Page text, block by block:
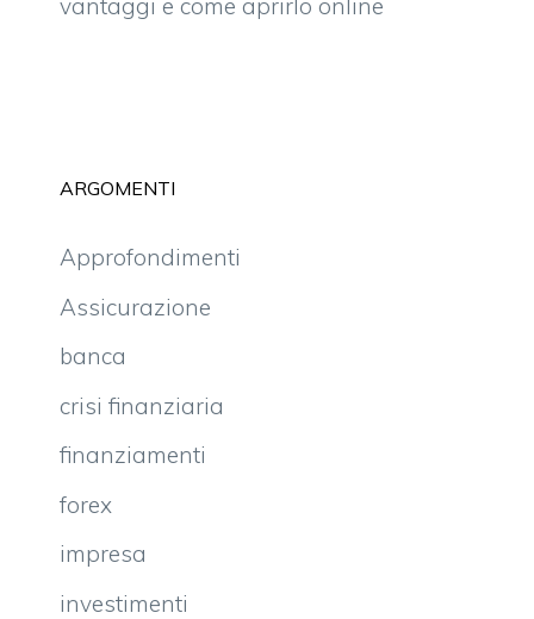
vantaggi e come aprirlo online
ARGOMENTI
Approfondimenti
Assicurazione
banca
crisi finanziaria
finanziamenti
forex
impresa
investimenti